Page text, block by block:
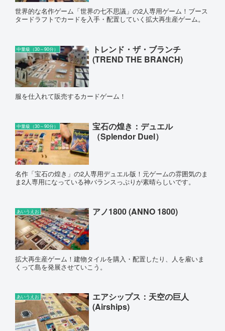
世界的な名作ゲーム「世界の七不思議」の2人専用ゲーム！ブース
タードラフトでカードを入手・配置していく拡大再生産ゲーム。
中量級（30～90分）
トレンド・ザ・ブランチ
(TREND THE BRANCH)
服を仕入れて販売するカードゲーム！
中量級（30～90分）
宝石の煌き：デュエル
（Splendor Duel）
名作「宝石の煌き」の2人専用デュエル版！元ゲームの雰囲気のま
ま2人専用になっている神バランスっぷりが素晴らしいです。
あいうえお アノ1800 (ANNO 1800)
拡大再生産ゲーム！建物タイルを購入・配置したり、人を雇いま
くって島を発展させていこう。
あいうえお
エアシップス：天空の巨人
(Airships)